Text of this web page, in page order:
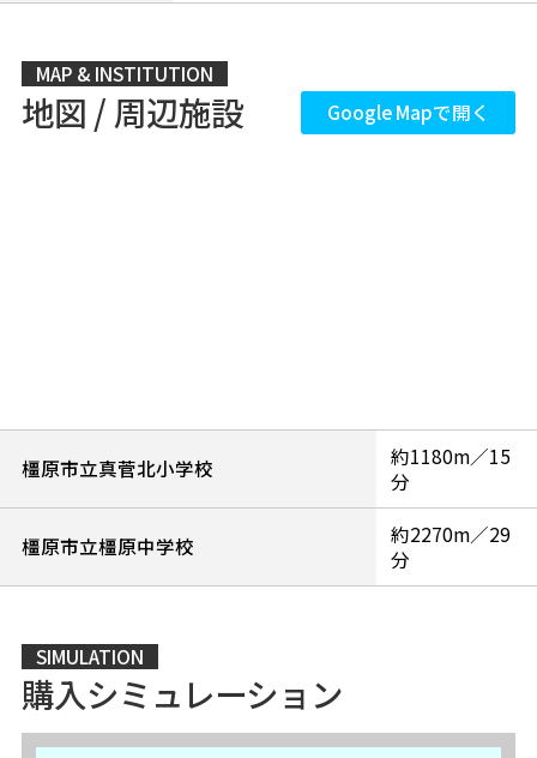
MAP & INSTITUTION
地図 / 周辺施設 Google Mapで開く
橿原市立真菅北小学校
約1180m／15
分
橿原市立橿原中学校
約2270m／29
分
SIMULATION
購入シミュレーション